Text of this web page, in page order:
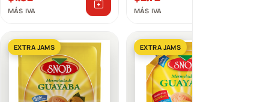
MÁS IVA MÁS IVA
EXTRA JAMS EXTRA JAMS